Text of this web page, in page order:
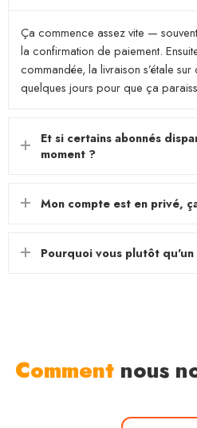
Ça commence assez vite —
la confirmation de paiement.
commandée, la livraison s’étale
quelques jours pour que ça
Et si certains abonnés
moment ?
Mon compte est en privé,
Pourquoi vous plutôt
Commentnous